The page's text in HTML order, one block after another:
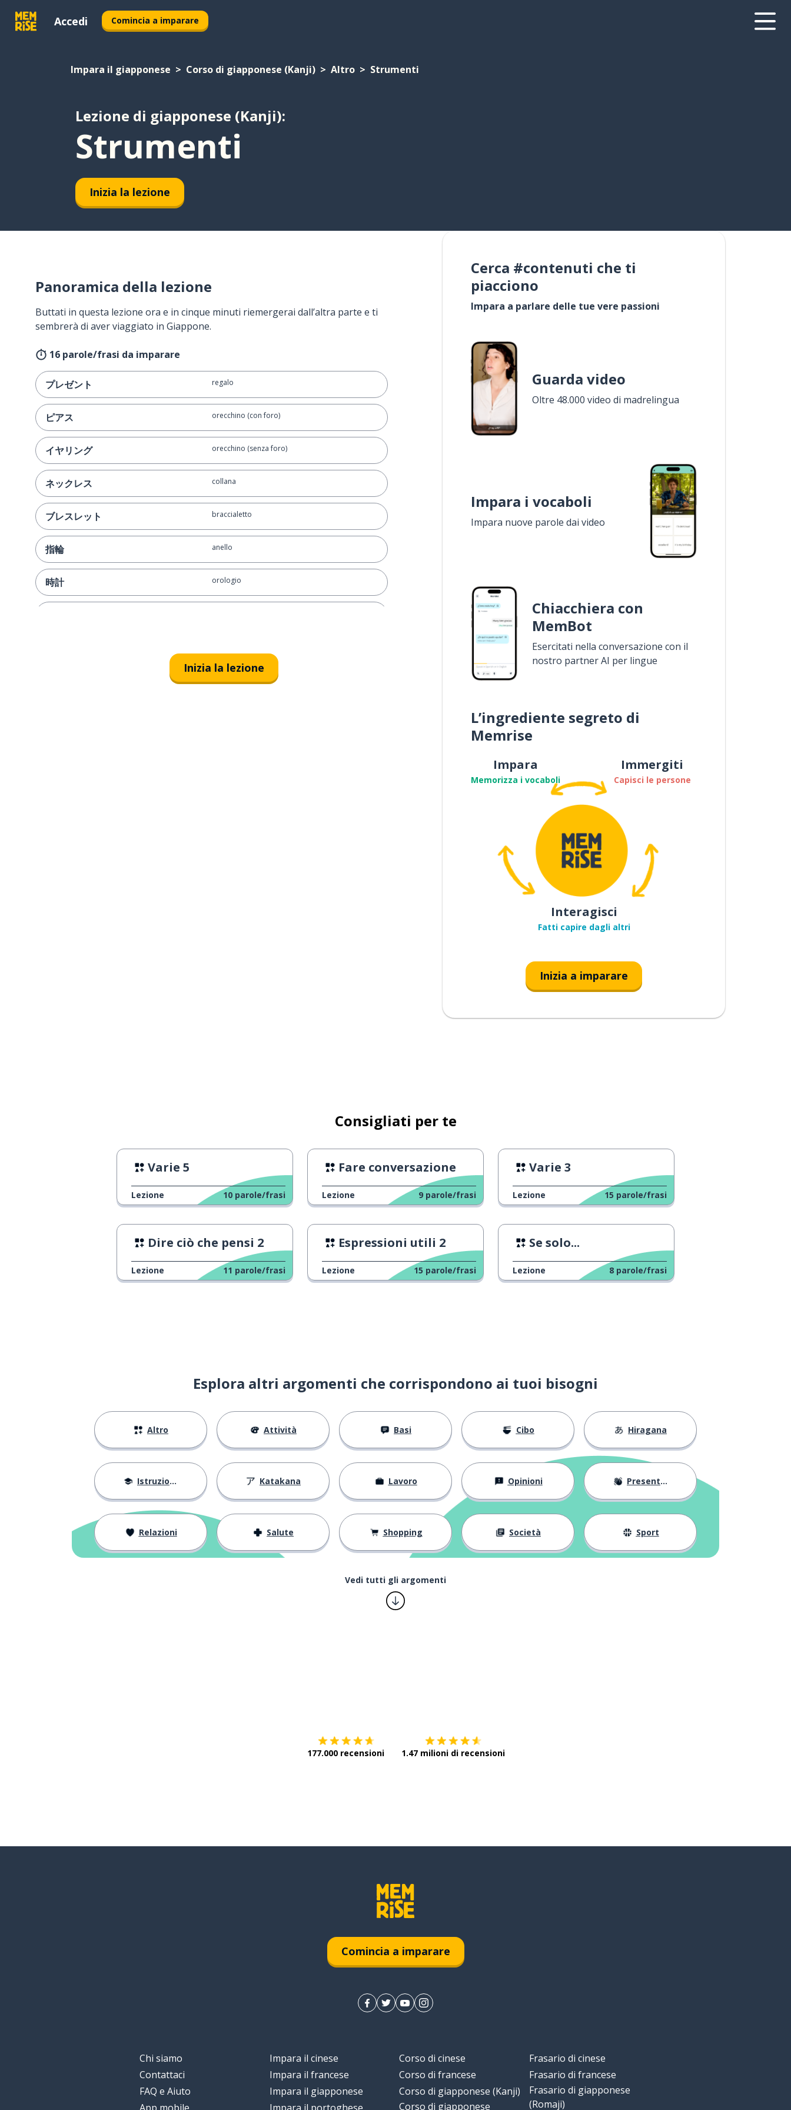
Accedi Comincia a imparare
Impara il giapponese Corso di giapponese (Kanji) Altro Strumenti
Lezione di giapponese (Kanji):
Strumenti
Inizia la lezione
Panoramica della lezione
Buttati in questa lezione ora e in cinque minuti riemergerai dall’altra parte e ti
sembrerà di aver viaggiato in Giappone.
16 parole/frasi da imparare
プレゼント regalo
ピアス orecchino (con foro)
イヤリング orecchino (senza foro)
ネックレス collana
ブレスレット braccialetto
指輪 anello
時計 orologio
computer portatile
Inizia la lezione
Cerca #contenuti che ti
piacciono
Impara a parlare delle tue vere passioni
Guarda video
Oltre 48.000 video di madrelingua
Impara i vocaboli
Impara nuove parole dai video
Chiacchiera con
MemBot
Esercitati nella conversazione con il
nostro partner AI per lingue
L’ingrediente segreto di
Memrise
Impara
Memorizza i vocaboli
Immergiti
Capisci le persone
Interagisci
Fatti capire dagli altri
Inizia a imparare
Consigliati per te
Varie 5
Lezione 10 parole/frasi
Fare conversazione
Lezione 9 parole/frasi
Varie 3
Lezione 15 parole/frasi
Dire ciò che pensi 2
Lezione 11 parole/frasi
Espressioni utili 2
Lezione 15 parole/frasi
Se solo...
Lezione 8 parole/frasi
Esplora altri argomenti che corrispondono ai tuoi bisogni
Altro Attività Basi Cibo Hiragana
Istruzione Katakana Lavoro Opinioni Presentarsi
Relazioni Salute Shopping Società Sport
Vedi tutti gli argomenti
177.000 recensioni 1.47 milioni di recensioni
Comincia a imparare
Chi siamo
Contattaci
FAQ e Aiuto
Impara il cinese
Impara il francese
Impara il giapponese
Corso di cinese
Corso di francese
Corso di giapponese (Kanji)
Corso di giapponese
Frasario di cinese
Frasario di francese
Frasario di giapponese
(Romaji)